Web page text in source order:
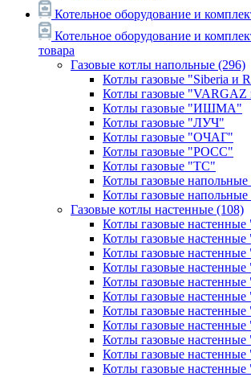
Котельное оборудование и
Котельное оборудование и
товара
Газовые котлы напольные (296)
Котлы газовые "Siberia и
Котлы газовые
Котлы газовые "ИШМА"
Котлы газовые "ЛУЧ"
Котлы газовые "ОЧАГ"
Котлы газовые "РОСС"
Котлы газовые "ТС"
Котлы газовые
Котлы газовые
Газовые котлы настенные (108)
Котлы газовые
Котлы газовые
Котлы газовые
Котлы газовые
Котлы газовые
Котлы газовые
Котлы газовые
Котлы газовые
Котлы газовые настенные
Котлы газовые
Котлы газовые настенные